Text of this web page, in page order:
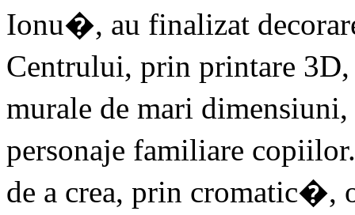
Ionu�, au finalizat
Centrului, prin printare
murale de mari
personaje familiare
de a crea, prin cromatic�,